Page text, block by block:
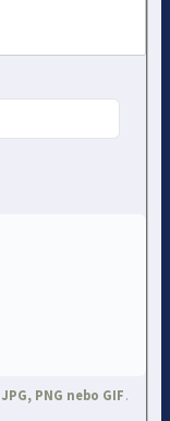
JPG, PNG nebo GIF .